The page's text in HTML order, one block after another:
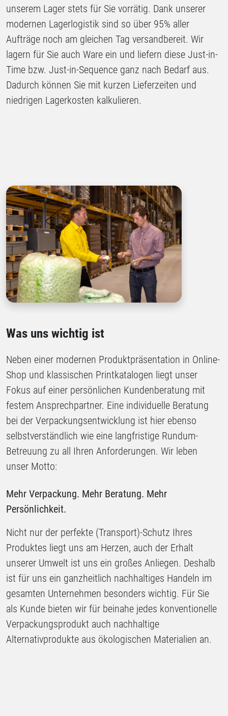
unserem Lager stets für Sie vorrätig. Dank unserer
modernen Lagerlogistik sind so über 95% aller
Aufträge noch am gleichen Tag versandbereit. Wir
lagern für Sie auch Ware ein und liefern diese Just-in-
Time bzw. Just-in-Sequence ganz nach Bedarf aus.
Dadurch können Sie mit kurzen Lieferzeiten und
niedrigen Lagerkosten kalkulieren.
Was uns wichtig ist
Neben einer modernen Produktpräsentation in Online-
Shop und klassischen Printkatalogen liegt unser
Fokus auf einer persönlichen Kundenberatung mit
festem Ansprechpartner. Eine individuelle Beratung
bei der Verpackungsentwicklung ist hier ebenso
selbstverständlich wie eine langfristige Rundum-
Betreuung zu all Ihren Anforderungen. Wir leben
unser Motto:
Mehr Verpackung. Mehr Beratung. Mehr
Persönlichkeit.
Nicht nur der perfekte (Transport)-Schutz Ihres
Produktes liegt uns am Herzen, auch der Erhalt
unserer Umwelt ist uns ein großes Anliegen. Deshalb
ist für uns ein ganzheitlich nachhaltiges Handeln im
gesamten Unternehmen besonders wichtig. Für Sie
als Kunde bieten wir für beinahe jedes konventionelle
Verpackungsprodukt auch nachhaltige
Alternativprodukte aus ökologischen Materialien an.